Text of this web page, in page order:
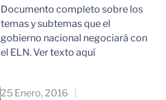
Documento completo sobre los
temas y subtemas que el
gobierno nacional negociará con
el ELN. Ver texto aquí
25 Enero, 2016